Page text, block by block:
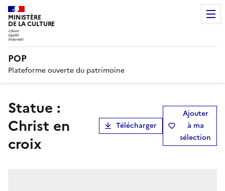
MINISTÈRE
DE LA CULTURE
POP
Plateforme ouverte du patrimoine
statue :
Christ en
croix
Télécharger
Ajouter
à ma
sélection